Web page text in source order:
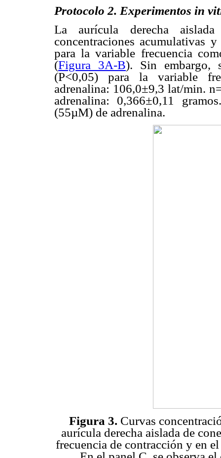
Protocolo 2. Experimentos in
La aurícula derecha
concentraciones acumulativas
para la variable frecuencia
(Figura 3A-B). Sin embargo,
(P<0,05) para la variable
adrenalina: 106,0±9,3 lat/min.
adrenalina: 0,366±0,11
(55µM) de adrenalina.
Figura 3. Curvas
aurícula derecha aislada de
frecuencia de contracción y en